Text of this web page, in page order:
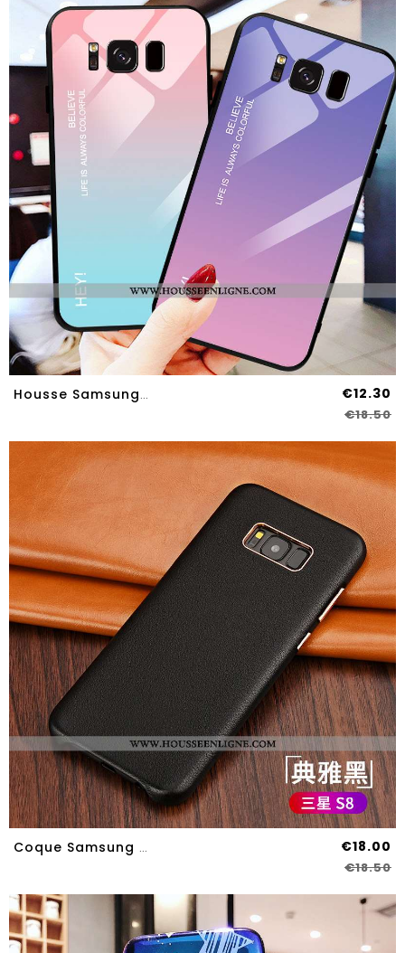
Housse Samsung Galaxy S8 Verre Personnalité Protection Téléphone Portable Étui Tendance Tout Compris €12.30
€18.50
Coque Samsung Galaxy S8 Tendance Légère Nouveau Protection Luxe Téléphone Portable Noir €18.00
€18.50